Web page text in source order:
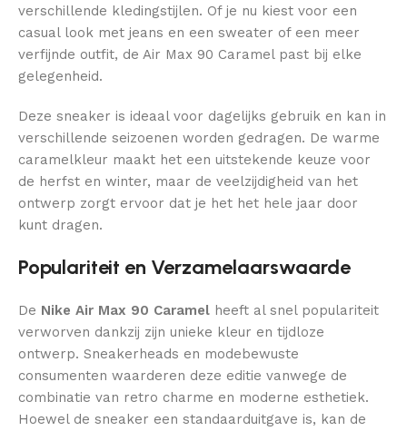
verschillende kledingstijlen. Of je nu kiest voor een
casual look met jeans en een sweater of een meer
verfijnde outfit, de Air Max 90 Caramel past bij elke
gelegenheid.
Deze sneaker is ideaal voor dagelijks gebruik en kan in
verschillende seizoenen worden gedragen. De warme
caramelkleur maakt het een uitstekende keuze voor
de herfst en winter, maar de veelzijdigheid van het
ontwerp zorgt ervoor dat je het het hele jaar door
kunt dragen.
Populariteit en Verzamelaarswaarde
De Nike Air Max 90 Caramel heeft al snel populariteit
verworven dankzij zijn unieke kleur en tijdloze
ontwerp. Sneakerheads en modebewuste
consumenten waarderen deze editie vanwege de
combinatie van retro charme en moderne esthetiek.
Hoewel de sneaker een standaarduitgave is, kan de